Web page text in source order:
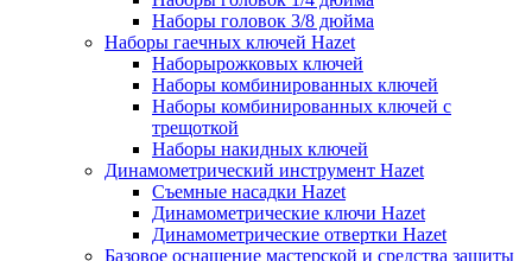
Наборы головок 3/8 дюйма
Наборы гаечных ключей Hazet
Наборырожковых ключей
Наборы комбинированных ключей
Наборы комбинированных ключей с
трещоткой
Наборы накидных ключей
Динамометрический инструмент Hazet
Съемные насадки Hazet
Динамометрические ключи Hazet
Динамометрические отвертки Hazet
Базовое оснащение мастерской и средства защиты